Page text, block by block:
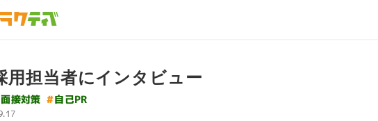
用担当者にインタビュー
面接対策 #自己PR